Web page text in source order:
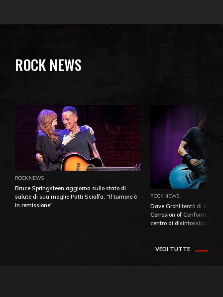
ROCK NEWS
ROCK NEWS
Bruce Springsteen aggiorna sullo stato di
salute di sua moglie Patti Scialfa: "Il tumore è
in remissione"
ROCK NEWS
Dave Grohl tentò di
Corrosion of Conformity
centro di
VEDI TUTTE